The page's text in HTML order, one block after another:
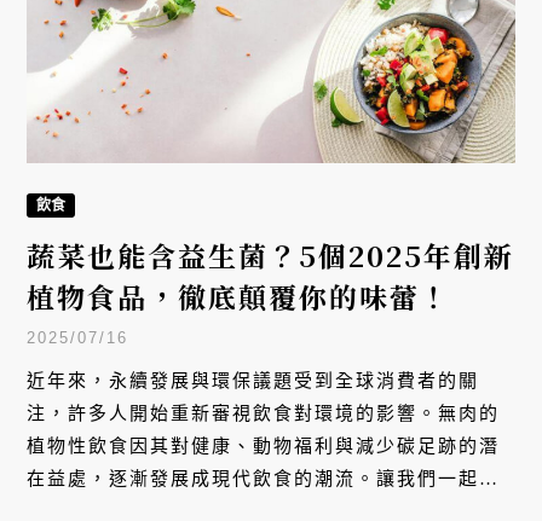
飲食
蔬菜也能含益生菌？5個2025年創新
植物食品，徹底顛覆你的味蕾！
2025/07/16
近年來，永續發展與環保議題受到全球消費者的關
注，許多人開始重新審視飲食對環境的影響。無肉的
植物性飲食因其對健康、動物福利與減少碳足跡的潛
在益處，逐漸發展成現代飲食的潮流。讓我們一起來